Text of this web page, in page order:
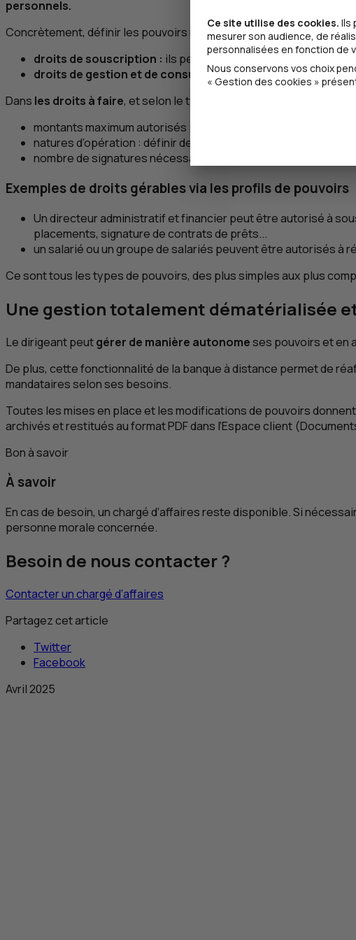
personnels.
Concrètement, définir les pouvoirs revient à paramétrer les :
droits de souscription : ils permettent de définir si certains
droits de gestion et de consultation :ils permettent de
Dans les droits à faire, et selon le type d’opération concernée, il
montants maximum autorisés : définir des plafonds par
natures d’opération : définir de manière fine la nature des
nombre de signatures nécessaires : possibilité d’avoir des
Exemples de droits gérables via les profils de pouvoirs
Un directeur administratif et financier peut être autorisé à
placements, signature de contrats de prêts...
un salarié ou un groupe de salariés peuvent être autorisés à
Ce sont tous les types de pouvoirs, des plus simples aux plus
Une gestion totalement dématérialisée
Le dirigeant peutgérer de manière autonomeses pouvoirs et en
De plus, cette fonctionnalité de la banque à distance permet de
mandataires selon ses besoins.
Toutes les mises en place et les modifications de pouvoirs
archivés et restitués au formatPDFdans l’Espace client
Bon à savoir
À savoir
En cas de besoin, un chargé d’affaires reste disponible. Si
personne morale concernée.
Besoin de nous contacter ?
Contacter un chargé d’affaires
Partagez cet article
Twitter
Facebook
Avril 2025
Ce site utilise des cookies. Ils
mesurer son audience, de
personnalisées en fonction de
Nous conservons vos choix
« Gestion des cookies »